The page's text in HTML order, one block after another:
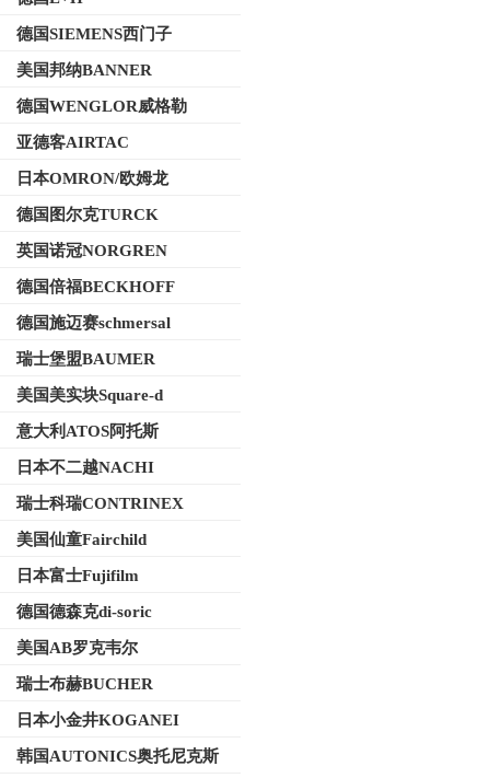
德国SIEMENS西门子
美国邦纳BANNER
德国WENGLOR威格勒
亚德客AIRTAC
日本OMRON/欧姆龙
德国图尔克TURCK
英国诺冠NORGREN
德国倍福BECKHOFF
德国施迈赛schmersal
瑞士堡盟BAUMER
美国美实块Square-d
意大利ATOS阿托斯
日本不二越NACHI
瑞士科瑞CONTRINEX
美国仙童Fairchild
日本富士Fujifilm
德国德森克di-soric
美国AB罗克韦尔
瑞士布赫BUCHER
日本小金井KOGANEI
韩国AUTONICS奥托尼克斯